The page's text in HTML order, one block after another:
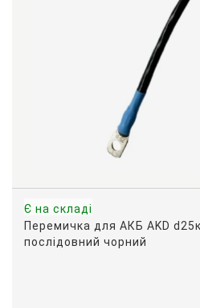
Є на складі
Перемичка для АКБ AKD
послідовний чорний